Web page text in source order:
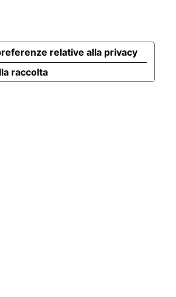
raccolta
relative alla privacy